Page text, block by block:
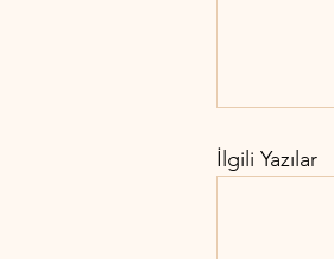
İlgili Yazılar